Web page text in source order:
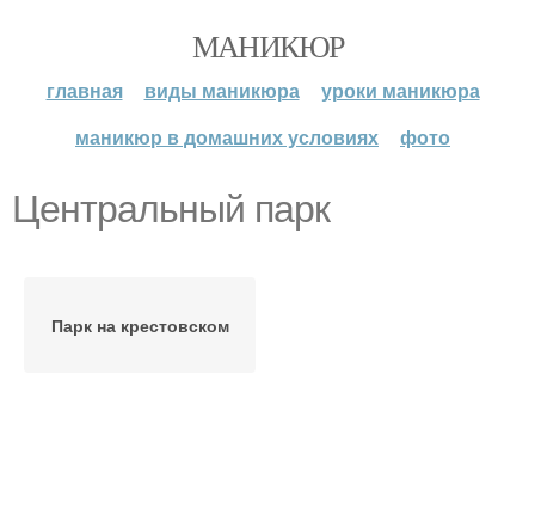
МАНИКЮР
главная виды маникюра
уроки маникюра
маникюр в домашних условиях
фото
Центральный парк
Парк на крестовском